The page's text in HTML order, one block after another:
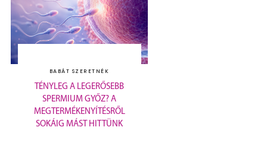
BABÁT SZERETNÉK
TÉNYLEG A LEGERŐSEBB
SPERMIUM GYŐZ? A
MEGTERMÉKENYÍTÉSRŐL
SOKÁIG MÁST HITTÜNK